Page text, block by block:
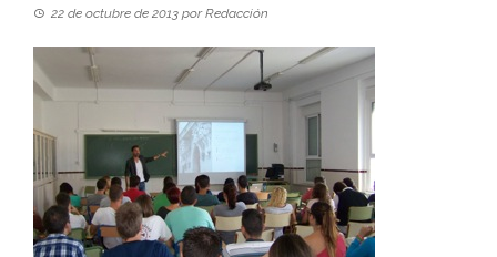
22 de octubre de 2013 porRedacción